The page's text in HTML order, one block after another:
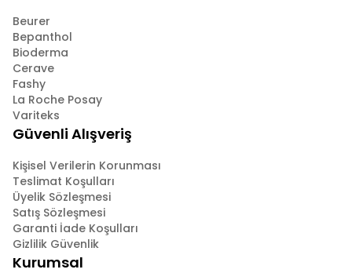
Beurer
Bepanthol
Bioderma
Cerave
Fashy
La Roche Posay
Variteks
Güvenli Alışveriş
Kişisel Verilerin Korunması
Teslimat Koşulları
Üyelik Sözleşmesi
Satış Sözleşmesi
Garanti İade Koşulları
Gizlilik Güvenlik
Kurumsal